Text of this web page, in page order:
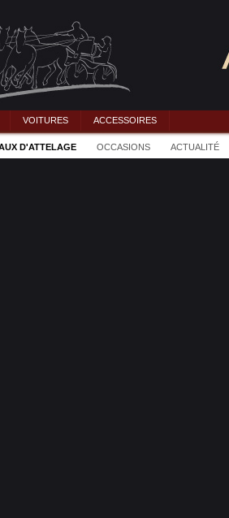
VOITURES ACCESSOIRES
D'ATTELAGE OCCASIONS ACTUALITÉ